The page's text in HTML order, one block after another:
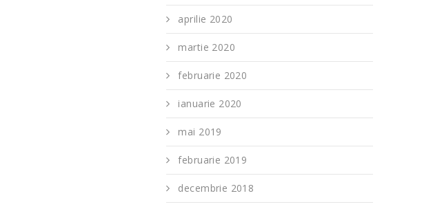
aprilie 2020
martie 2020
februarie 2020
ianuarie 2020
mai 2019
februarie 2019
decembrie 2018